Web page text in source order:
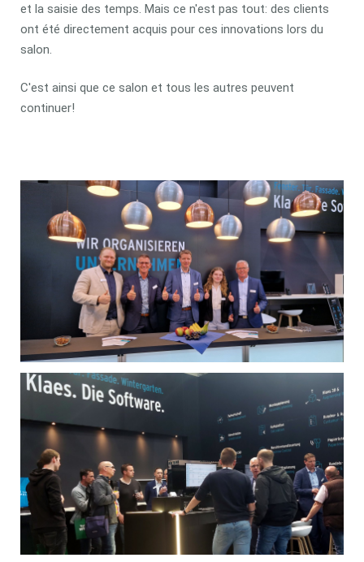
et la saisie des temps. Mais ce n'est pas tout: des clients
ont été directement acquis pour ces innovations lors du
salon.
C'est ainsi que ce salon et tous les autres peuvent
continuer!